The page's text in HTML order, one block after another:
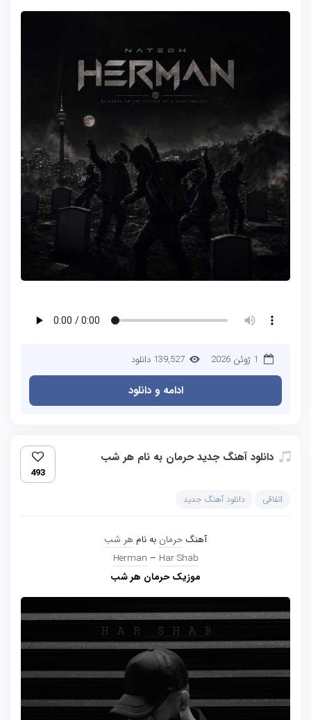
1 ژوئن 2026 139,527 دانلود
ادامه و دانلود
دانلود آهنگ جدید حرمان به نام هر شب
493
اتفاقی دانلود آهنگ جدید
آهنگ حرمان به نام هر شب
Herman – Har Shab
موزیک حرمان هر شب